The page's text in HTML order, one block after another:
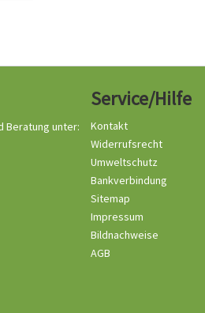
Beratung unter:
Service/Hilfe
Kontakt
Widerrufsrecht
Umweltschutz
Bankverbindung
Sitemap
Impressum
Bildnachweise
AGB